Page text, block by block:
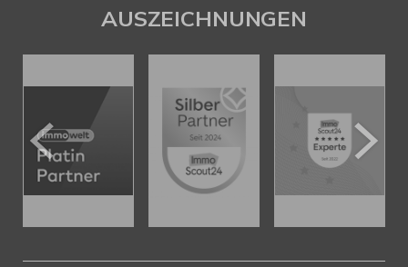
AUSZEICHNUNGEN